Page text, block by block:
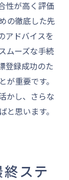
性が高く評価
の徹底した先
アドバイスを
ムーズな手続
登録成功のた
重要です。
かし、さらな
思います。
ステ